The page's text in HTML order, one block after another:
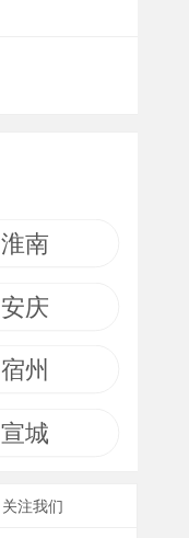
淮南
安庆
宿州
宣城
关注我们